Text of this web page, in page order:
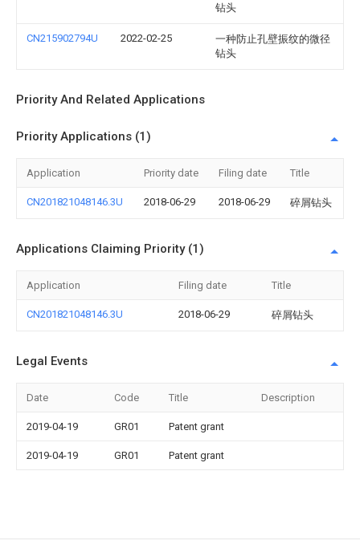
钻头
CN215902794U 2022-02-25
一种防止孔壁振纹的微径
钻头
Priority And Related Applications
Priority Applications (1)
Application Priority date Filing date Title
CN201821048146.3U 2018-06-29 2018-06-29 碎屑钻头
Applications Claiming Priority (1)
Application Filing date Title
CN201821048146.3U 2018-06-29 碎屑钻头
Legal Events
Date Code Title Description
2019-04-19 GR01 Patent grant
2019-04-19 GR01 Patent grant